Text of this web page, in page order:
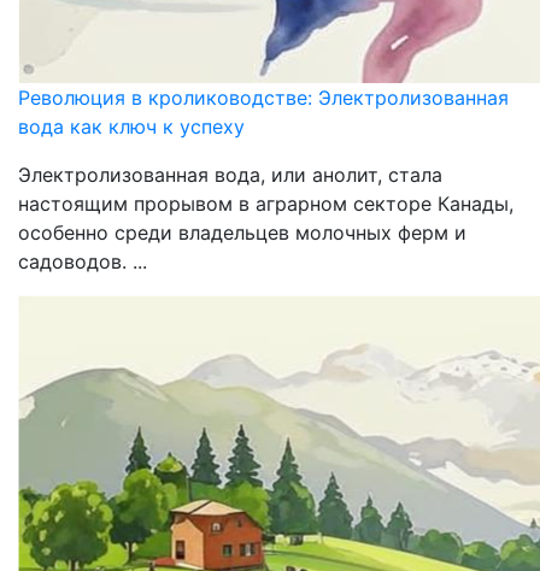
Революция в кролиководстве: Электролизованная
вода как ключ к успеху
Электролизованная вода, или анолит, стала
настоящим прорывом в аграрном секторе Канады,
особенно среди владельцев молочных ферм и
садоводов. ...